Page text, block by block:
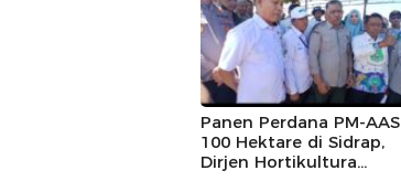
Panen Perdana PM-AAS
100 Hektare di Sidrap,
Dirjen Hortikultura